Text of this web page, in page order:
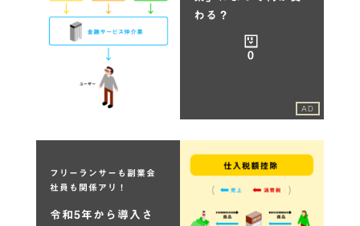
わる？
0
AD
フリーランサーも副業会
社員も関係アリ！
令和5年から導入さ